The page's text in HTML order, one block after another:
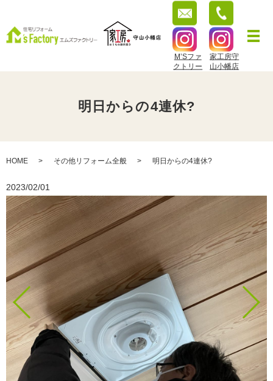
M’Sファ
クトリー
家工房守
山小幡店
明日からの4連休?
HOME その他リフォーム全般 明日からの4連休?
2023/02/01